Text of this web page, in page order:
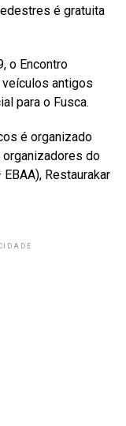
é gratuita
o Encontro
antigos
para o Fusca.
é organizado
do
Restaurakar